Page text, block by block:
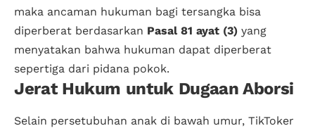
maka ancaman hukuman bagi tersangka bisa
diperberat berdasarkan Pasal 81 ayat (3) yang
menyatakan bahwa hukuman dapat diperberat
sepertiga dari pidana pokok.
Jerat Hukum untuk Dugaan Aborsi
Selain persetubuhan anak di bawah umur, TikToker